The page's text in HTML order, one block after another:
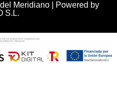
Meridiano | Powered by
S.L.